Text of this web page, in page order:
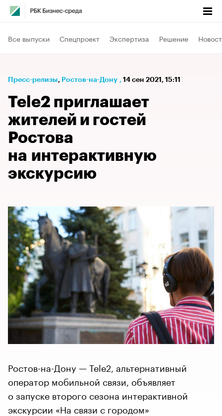
Все выпуски Спецпроект Экспертиза Решение
Пресс-релизы⁠, Ростов-на-Дону , 14 сен 2021, 15:11
Tele2 приглашает
жителей и гостей
Ростова
на интерактивную
экскурсию
Ростов-на-Дону — Tele2, альтернативный
оператор мобильной связи, объявляет
о запуске второго сезона интерактивной
экскурсии «На связи с городом»